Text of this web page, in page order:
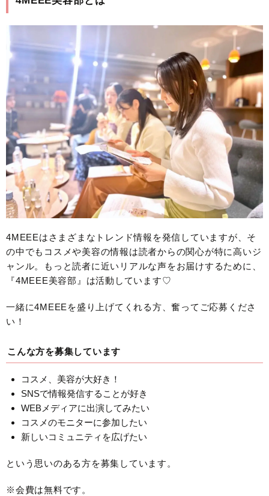
4MEEEはさまざまなトレンド情報を発信していますが、そ
の中でもコスメや美容の情報は読者からの関心が特に高いジ
ャンル。もっと読者に近いリアルな声をお届けするために、
『4MEEE美容部』は活動しています♡
一緒に4MEEEを盛り上げてくれる方、奮ってご応募くださ
い！
こんな方を募集しています
コスメ、美容が大好き！
SNSで情報発信することが好き
WEBメディアに出演してみたい
コスメのモニターに参加したい
新しいコミュニティを広げたい
という思いのある方を募集しています。
※会費は無料です。